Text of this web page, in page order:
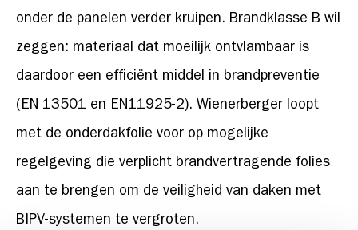
onder de panelen verder kruipen. Brandklasse B wil
zeggen: materiaal dat moeilijk ontvlambaar is
daardoor een efficiënt middel in brandpreventie
(EN 13501 en EN11925-2). Wienerberger loopt
met de onderdakfolie voor op mogelijke
regelgeving die verplicht brandvertragende folies
aan te brengen om de veiligheid van daken met
BIPV-systemen te vergroten.